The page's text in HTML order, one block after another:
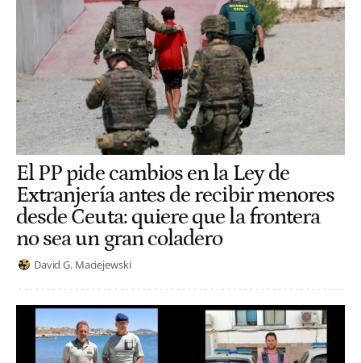
El PP pide cambios en la Ley de
Extranjería antes de recibir menores
desde Ceuta: quiere que la frontera
no sea un gran coladero
David G. Maciejewski